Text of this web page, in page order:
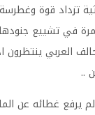
تزداد قوة
في تشييع
العربي ينتظرون
..
يرفع غطائه عن